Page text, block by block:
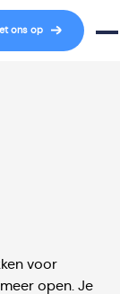
ons op
voor
open. Je